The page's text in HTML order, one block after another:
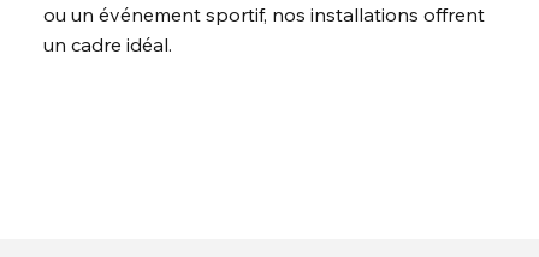
ou un événement sportif, nos installations offrent
un cadre idéal.